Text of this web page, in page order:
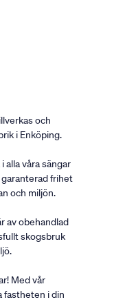
och
i Enköping.
alla våra sängar
frihet
och miljön.
av obehandlad
skogsbruk
Med vår
fastheten i din